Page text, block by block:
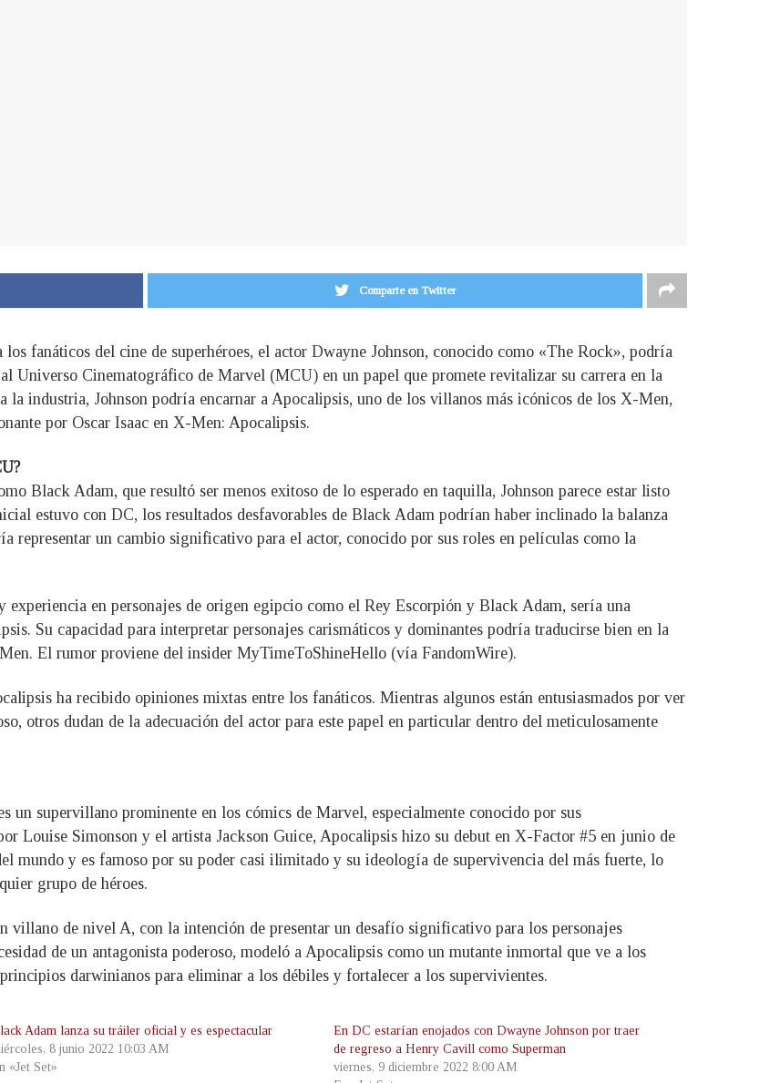
Comparte en Twitter
fanáticos del cine de superhéroes, el actor Dwayne Johnson, conocido como «The Rock», podría
Universo Cinematográfico de Marvel (MCU) en un papel que promete revitalizar su carrera en la
la industria, Johnson podría encarnar a Apocalipsis, uno de los villanos más icónicos de los X-Men,
por Oscar Isaac en X-Men: Apocalipsis.
Black Adam, que resultó ser menos exitoso de lo esperado en taquilla, Johnson parece estar listo
estuvo con DC, los resultados desfavorables de Black Adam podrían haber inclinado la balanza
representar un cambio significativo para el actor, conocido por sus roles en películas como la
experiencia en personajes de origen egipcio como el Rey Escorpión y Black Adam, sería una
Su capacidad para interpretar personajes carismáticos y dominantes podría traducirse bien en la
El rumor proviene del insider MyTimeToShineHello (vía FandomWire).
ha recibido opiniones mixtas entre los fanáticos. Mientras algunos están entusiasmados por ver
otros dudan de la adecuación del actor para este papel en particular dentro del meticulosamente
un supervillano prominente en los cómics de Marvel, especialmente conocido por sus
Louise Simonson y el artista Jackson Guice, Apocalipsis hizo su debut en X-Factor #5 en junio de
mundo y es famoso por su poder casi ilimitado y su ideología de supervivencia del más fuerte, lo
grupo de héroes.
villano de nivel A, con la intención de presentar un desafío significativo para los personajes
de un antagonista poderoso, modeló a Apocalipsis como un mutante inmortal que ve a los
darwinianos para eliminar a los débiles y fortalecer a los supervivientes.
Adam lanza su tráiler oficial y es espectacular
8 junio 2022 10:03 AM
«Jet Set»
En DC estarían enojados con Dwayne Johnson por traer
de regreso a Henry Cavill como Superman
viernes, 9 diciembre 2022 8:00 AM